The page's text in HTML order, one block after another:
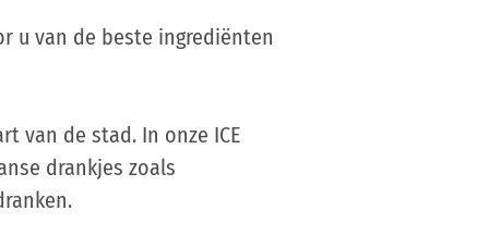
u van de beste ingrediënten
van de stad. In onze ICE
drankjes zoals